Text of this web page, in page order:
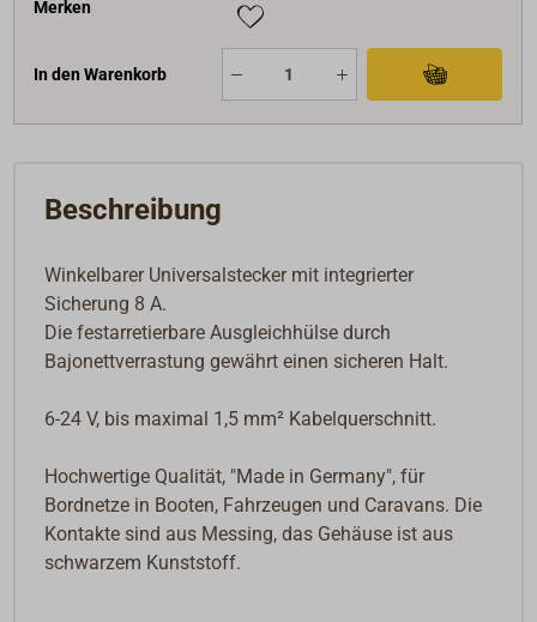
Merken
In den Warenkorb
Beschreibung
Winkelbarer Universalstecker mit integrierter
Sicherung 8 A.
Die festarretierbare Ausgleichhülse durch
Bajonettverrastung gewährt einen sicheren Halt.
6-24 V, bis maximal 1,5 mm² Kabelquerschnitt.
Hochwertige Qualität, "Made in Germany", für
Bordnetze in Booten, Fahrzeugen und Caravans. Die
Kontakte sind aus Messing, das Gehäuse ist aus
schwarzem Kunststoff.